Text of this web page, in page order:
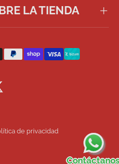
LA TIENDA
de privacidad
Contáctanos